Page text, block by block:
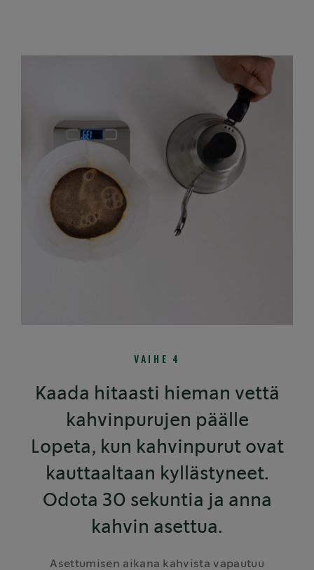
VAIHE 4
Kaada hitaasti hieman vettä
kahvinpurujen päälle
Lopeta, kun kahvinpurut ovat
kauttaaltaan kyllästyneet.
Odota 30 sekuntia ja anna
kahvin asettua.
Asettumisen aikana kahvista vapautuu